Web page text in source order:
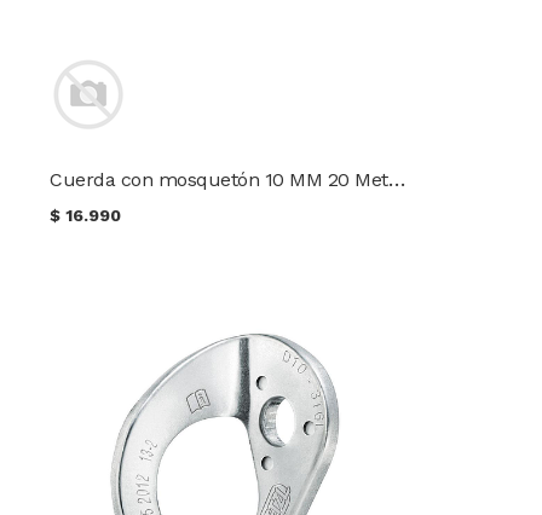
Cuerda con mosquetón 10 MM 20 Metros
$16.990